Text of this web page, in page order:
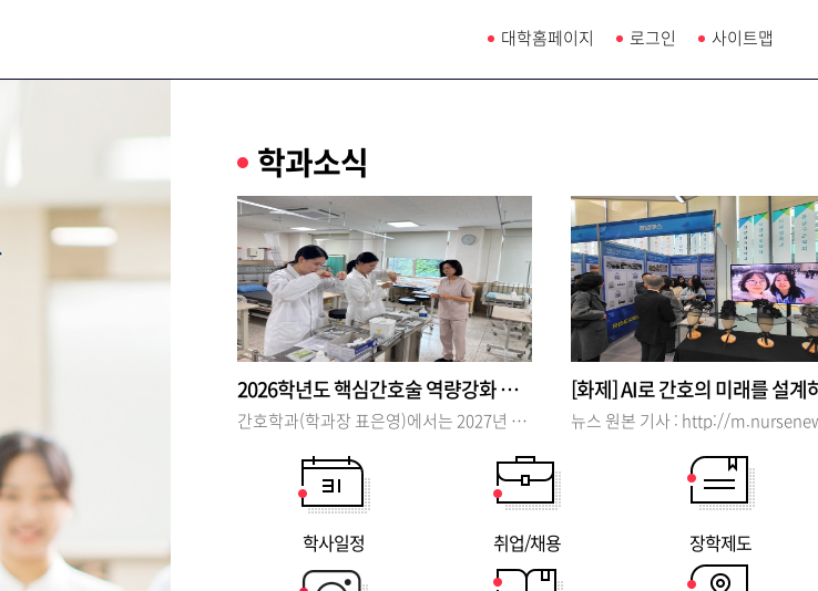
대학홈페이지 로그인 사이트맵
학과소식
2026학년도 핵심간호술 역량강화 프로그램 개최
간호학과(학과장 표은영)에서는 2027년 졸업예정자를 대상으로 2026년 7월 1일~2일 양일간 핵심간호술 역량강화 프로그램을 운영하였다. 이번 핵심간호술 역량강화 프로그램에서는 임상전문가(前 인하대병원, 인천성모병원 수간호사)를 초빙하여 핵심간호술(피내주사, 근육주사, 욕창관리 및 낙상예방간호)에 대한 교육 후, 성취도를 평가함으로써 졸업예정자들의 핵심간호술 역량강화를 도모하는 기회가 되었다.
학사일정 취업/채용 장학제도